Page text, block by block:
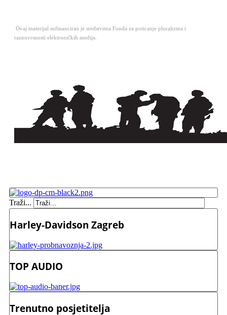
Ovaj materijal sufinanciran je sredstvima Fonda za poticanje pluralizma i
raznovrsnosti elektroničkih medija.
Traži...
Harley-Davidson Zagreb
TOP AUDIO
Trenutno posjetitelja